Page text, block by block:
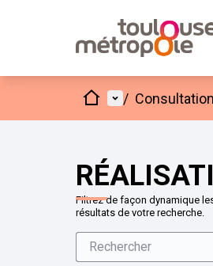
AccueilMenu principal
/
Filtrez de façon dynamique
résultats de votre recherche.